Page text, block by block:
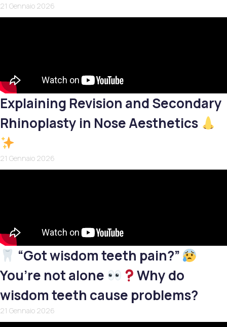
21 Gennaio 2026
Explaining Revision and Secondary
Rhinoplasty in Nose Aesthetics
21 Gennaio 2026
“Got wisdom teeth pain?”
You’re not alone
Why do
wisdom teeth cause problems?
21 Gennaio 2026